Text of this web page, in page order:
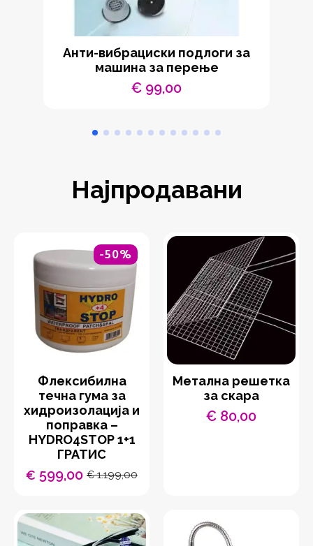
Анти-вибрациски подлоги за
машина за перење
€ 99,00
Најпродавани
-50%
Флексибилна
течна гума за
хидроизолација и
поправка –
HYDRO4STOP 1+1
ГРАТИС
€1.199,00
Original
was:
€ 1.199,00.
€ 599,00Current
is:
€ 599,00.
Метална решетка
за скара
€ 80,00